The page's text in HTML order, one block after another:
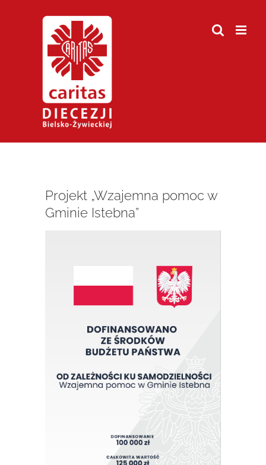
Projekt „Wzajemna pomoc w
Gminie Istebna”